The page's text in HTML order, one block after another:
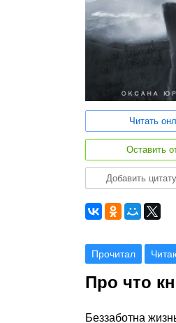
Читать
Оставить
Добавить
Прочитал
Про что
Беззаботна